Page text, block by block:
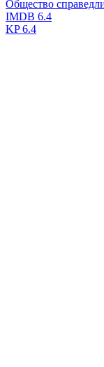
Общество
IMDB 6.4
KP6.4